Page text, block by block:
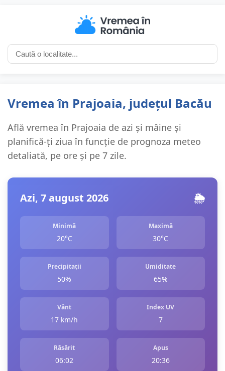
Vremea în Prajoaia, județul Bacău
Află vremea în Prajoaia de azi și mâine și
planifică-ți ziua în funcție de prognoza meteo
detaliată, pe ore și pe 7 zile.
Azi, 7 august 2026 🌦️
Minimă
20°C
Maximă
30°C
Precipitații
50%
Umiditate
65%
Vânt
17 km/h
Index UV
7
Răsărit
06:02
Apus
20:36